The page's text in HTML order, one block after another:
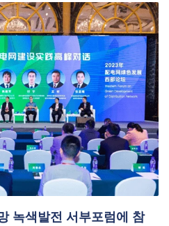
녹색발전 서부포럼에 참